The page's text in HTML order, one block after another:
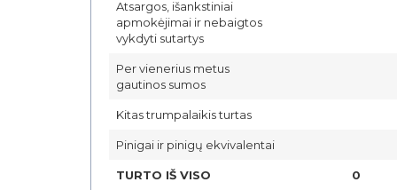
Atsargos, išankstiniai
apmokėjimai ir nebaigtos
vykdyti sutartys
Per vienerius metus
gautinos sumos
Kitas trumpalaikis turtas
Pinigai ir pinigų ekvivalentai
TURTO IŠ VISO 0